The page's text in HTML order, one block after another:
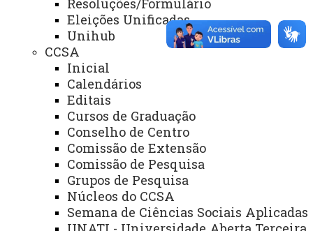
Resoluções/Formulário
Eleições Unificadas
Unihub
CCSA
Inicial
Calendários
Editais
Cursos de Graduação
Conselho de Centro
Comissão de Extensão
Comissão de Pesquisa
Grupos de Pesquisa
Núcleos do CCSA
Semana de Ciências Sociais Aplicadas
Identidade Visual
Mapa do Site
Ouvidoria
Portal Office 365
Sistemas
Webmail
REITORIA